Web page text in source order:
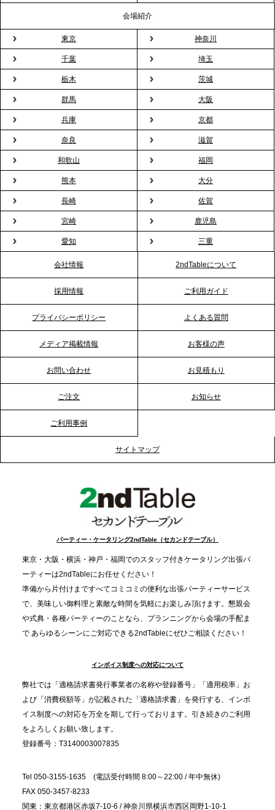
る、快適で新しいお花見体験
2026.3.5
プレスリリースのご案内｜「室内お花見」の法人利
用が前年比4倍に急増。オフィスに桜が届く福利厚生
の新定番
2026.2.13
プレスリリースのご案内｜オフィスが「１日限定の
バー」に！福利厚生・社内交流を格上げする《出張
バーテンダー》サービスを開始
2026.1.26
プレスリリースのご案内｜もう「義理チョコ」で悩
まない。職場のバレンタインをケータリングで“福利
厚生”化。採用にも効く新スタイルを提案
2026.1.23
RKB毎日放送「RKB NEWS」で、2ndTable「恵方
巻きケータリング」が紹介されました
2026.1.20
る？「恵方巻きケータリング」で、社内コミュニケ
ーションを活性化
2025.12.12
事提供を実施へ
TBS「Nスタ」で、2ndTable「1DISH」が紹介され
ました
2025.11.21
プレスリリースのご案内｜忘年会は“移動時間ゼロ
分”の時代へ。法人注文が前年比5倍に伸びた「宅配
オードブル」が提案する、新しい乾杯文化
プレスリリースのご案内｜職場で完結する“忘年会・
納会ケータリング”が人気。幹事負担を軽減し、社内
コミュニケーションを促進
会場紹介
東京 神奈川
千葉 埼玉
栃木 茨城
群馬 大阪
兵庫 京都
奈良 滋賀
和歌山 福岡
熊本 大分
長崎 佐賀
宮崎 鹿児島
愛知 三重
会社情報 2ndTableについて
採用情報 ご利用ガイド
プライバシーポリシー よくある質問
メディア掲載情報 お客様の声
お問い合わせ お見積もり
ご注文 お知らせ
ご利用事例
サイトマップ
パーティー・ケータリング2ndTable（セカンドテーブル）
東京・大阪・横浜・神戸・福岡でのスタッフ付きケータリング出張パ
ーティーは2ndTableにお任せください！
準備から片付けまですべてコミコミの便利な出張パーティーサービス
で、美味しい御料理と素敵な時間を気軽にお楽しみ頂けます。懇親会
や式典・各種パーティーのことなら、プランニングから会場の手配ま
で あらゆるシーンにご対応できる2ndTableにぜひご相談ください！
インボイス制度への対応について
弊社では「適格請求書発行事業者の名称や登録番号」「適用税率」お
よび「消費税額等」が記載された「適格請求書」を発行する、インボ
イス制度への対応を万全を期して行っております。引き続きのご利用
をよろしくお願い致します。
登録番号：T3140003007835
Tel 050-3155-1635 (電話受付時間 8:00～22:00 / 年中無休)
FAX 050-3457-8233
関東：東京都港区赤坂7-10-6 / 神奈川県横浜市西区岡野1-10-1